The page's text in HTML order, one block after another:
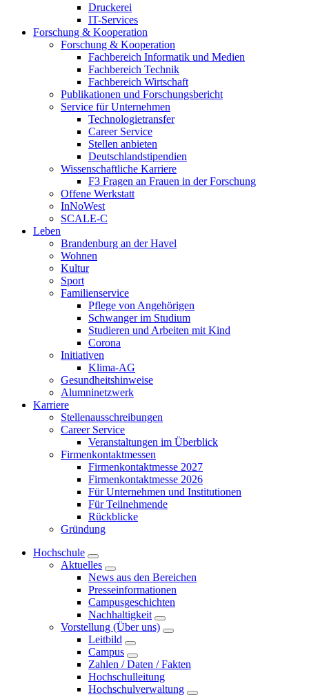
Druckerei
IT-Services
Forschung & Kooperation
Forschung & Kooperation
Fachbereich Informatik und Medien
Fachbereich Technik
Fachbereich Wirtschaft
Publikationen und Forschungsbericht
Service für Unternehmen
Technologietransfer
Career Service
Stellen anbieten
Deutschlandstipendien
Wissenschaftliche Karriere
F3 Fragen an Frauen in der Forschung
Offene Werkstatt
InNoWest
SCALE-C
Leben
Brandenburg an der Havel
Wohnen
Kultur
Sport
Familienservice
Pflege von Angehörigen
Schwanger im Studium
Studieren und Arbeiten mit Kind
Corona
Initiativen
Klima-AG
Gesundheitshinweise
Alumninetzwerk
Karriere
Stellenausschreibungen
Career Service
Veranstaltungen im Überblick
Firmenkontaktmessen
Firmenkontaktmesse 2027
Firmenkontaktmesse 2026
Für Unternehmen und Institutionen
Für Teilnehmende
Rückblicke
Gründung
Hochschule
Aktuelles
News aus den Bereichen
Presseinformationen
Campusgeschichten
Nachhaltigkeit
Vorstellung (Über uns)
Leitbild
Campus
Zahlen / Daten / Fakten
Hochschulleitung
Hochschulverwaltung